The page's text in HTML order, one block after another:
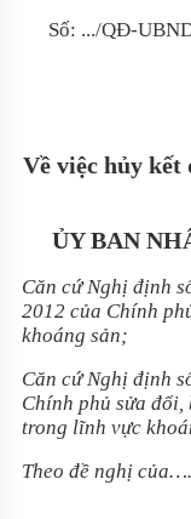
Số: .../QĐ-
Về việc hủy kết
ỦY BAN NH
Căn cứ Nghị định
2012 của Chính ph
khoáng sản;
Căn cứ Nghị định
Chính phủ sửa đổi,
trong lĩnh vực kho
Theo đề nghị